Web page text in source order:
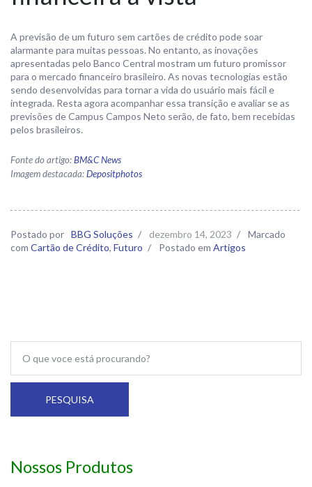
A previsão de um futuro sem cartões de crédito pode soar
alarmante para muitas pessoas. No entanto, as inovações
apresentadas pelo Banco Central mostram um futuro promissor
para o mercado financeiro brasileiro. As novas tecnologias estão
sendo desenvolvidas para tornar a vida do usuário mais fácil e
integrada. Resta agora acompanhar essa transição e avaliar se as
previsões de Campus Campos Neto serão, de fato, bem recebidas
pelos brasileiros.
Fonte do artigo:BM&C News
Imagem destacada:Depositphotos
Postado por BBG Soluções / dezembro 14, 2023 /
Marcado
com Cartão de Crédito, Futuro / Postado em Artigos
PESQUISA
Nossos Produtos